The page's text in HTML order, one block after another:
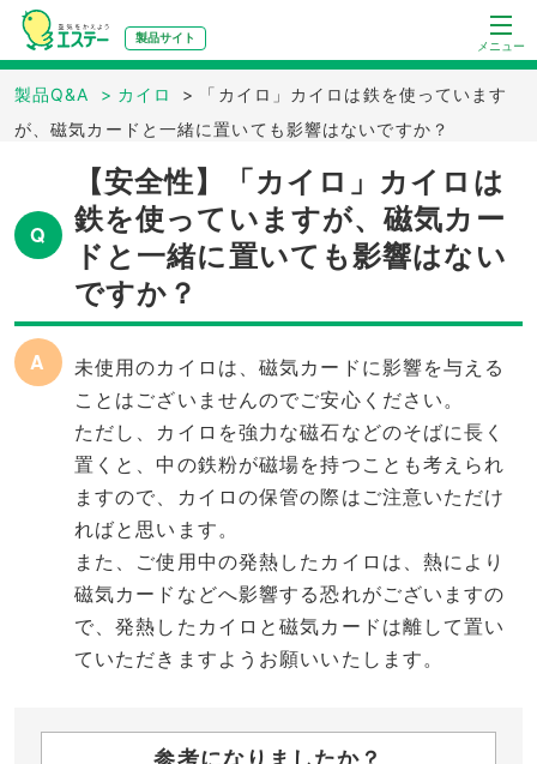
メニュー
製品サイト
製品Q&A > カイロ >
「カイロ」カイロは鉄を使っています
が、磁気カードと一緒に置いても影響はないですか？
Q
【安全性】「カイロ」カイロは
鉄を使っていますが、磁気カー
ドと一緒に置いても影響はない
ですか？
A
未使用のカイロは、磁気カードに影響を与える
ことはございませんのでご安心ください。
ただし、カイロを強力な磁石などのそばに長く
置くと、中の鉄粉が磁場を持つことも考えられ
ますので、カイロの保管の際はご注意いただけ
ればと思います。
また、ご使用中の発熱したカイロは、熱により
磁気カードなどへ影響する恐れがございますの
で、発熱したカイロと磁気カードは離して置い
ていただきますようお願いいたします。
参考になりましたか？